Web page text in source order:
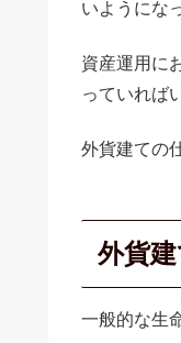
いようにな
資産運用に
っていれば
外貨建ての
外貨
一般的な生